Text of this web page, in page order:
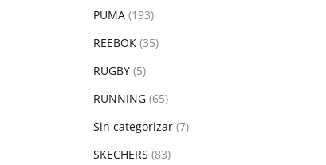
PUMA (193)
REEBOK (35)
RUGBY (5)
RUNNING (65)
Sin categorizar (7)
SKECHERS (83)